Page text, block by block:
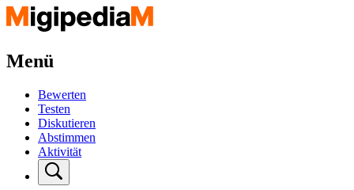
Menü
Bewerten
Testen
Diskutieren
Abstimmen
Aktivität